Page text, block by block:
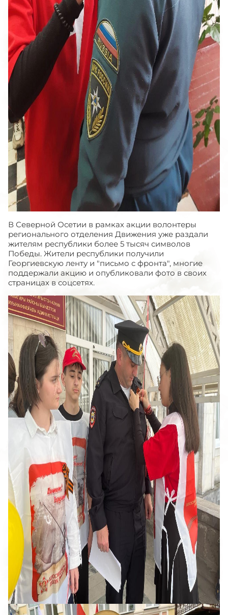
В Северной Осетии в рамках акции волонтеры
регионального отделения Движения уже раздали
жителям республики более 5 тысяч символов
Победы. Жители республики получили
Георгиевскую ленту и "письмо с фронта", многие
поддержали акцию и опубликовали фото в своих
страницах в соцсетях.